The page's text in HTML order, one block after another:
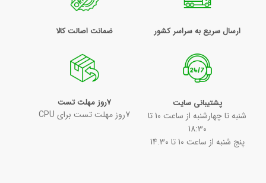
ارسال سریع به سراسر کشور ضمانت اصالت کالا
پشتیبانی سایت
شنبه تا چهارشنبه از ساعت 10 تا
18:30
پنج شنبه از ساعت 10 تا 14.30
7روز مهلت تست
7روز مهلت تست برای CPU